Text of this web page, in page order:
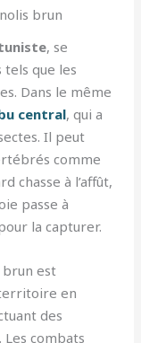
brun
, se
que les
Dans le même
central, qui a
Il peut
comme
chasse à l’affût,
passe à
la capturer.
brun est
en
des
combats